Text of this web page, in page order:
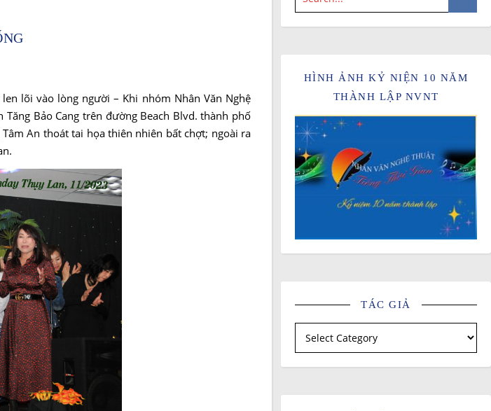
lõi vào lòng người – Khi nhóm Nhân Văn Nghệ
Bảo Cang trên đường Beach Blvd. thành phố
An thoát tai họa thiên nhiên bất chợt; ngoài ra
HÌNH ẢNH KỶ NIỆN 10 NĂM
THÀNH LẬP NVNT
TÁC GIẢ
Tác giả